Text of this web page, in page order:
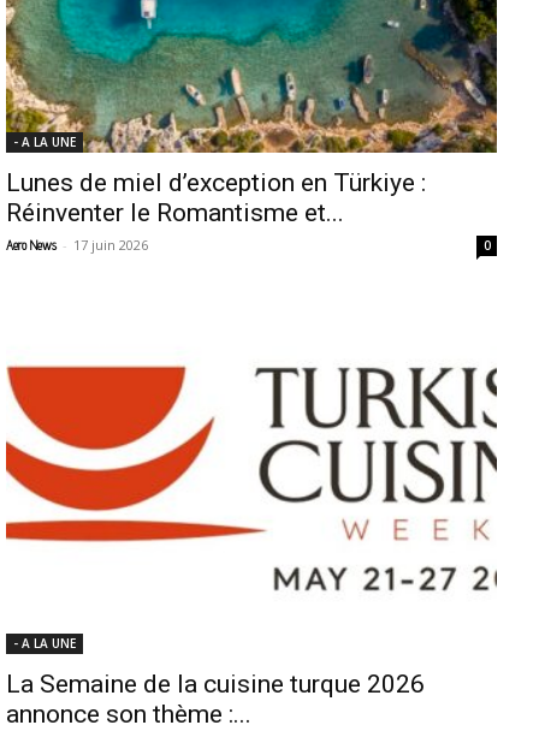
- A LA UNE
Lunes de miel d’exception en Türkiye :
Réinventer le Romantisme et...
Aero News - 17 juin 2026 0
- A LA UNE
La Semaine de la cuisine turque 2026
annonce son thème :...